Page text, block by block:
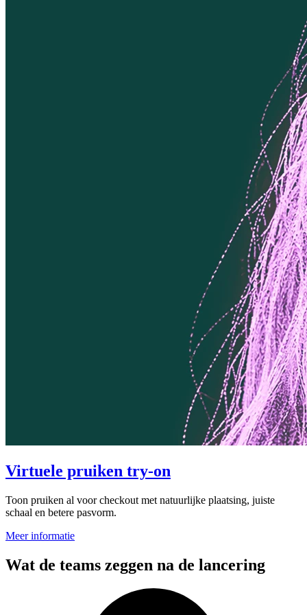
Virtuele pruiken try-on
Toon pruiken al voor checkout met natuurlijke plaatsing, juiste
schaal en betere pasvorm.
Meer informatie
Wat de teams zeggen na de lancering